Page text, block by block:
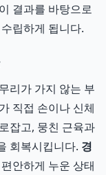
결과를 바탕으로
립하게 됩니다.
리가 가지 않는 부
직접 손이나 신체
잡고, 뭉친 근육과
회복시킵니다. 경
안하게 누운 상태